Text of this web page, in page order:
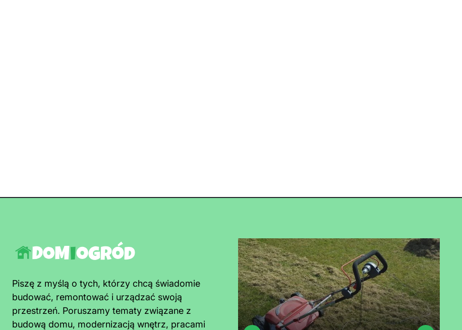
Piszę z myślą o tych, którzy chcą świadomie
budować, remontować i urządzać swoją
przestrzeń. Poruszamy tematy związane z
budową domu, modernizacją wnętrz, pracami